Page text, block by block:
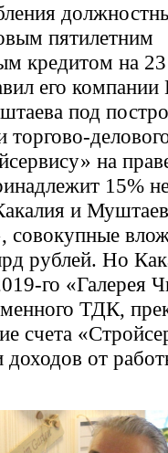
пятилетним
кредитом на
его компании
под
на
15%
и
совокупные
рублей. Но
го «Галерея
ТДК,
счета
от